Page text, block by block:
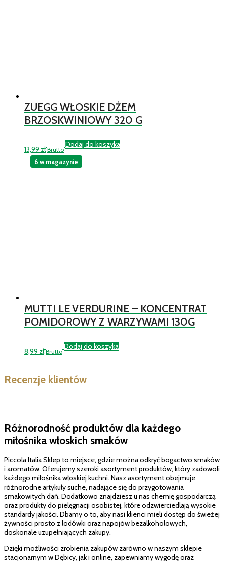
ZUEGG WŁOSKIE DŻEM
BRZOSKWINIOWY 320 G
13,99 zł Brutto
Dodaj do koszyka
MUTTI LE VERDURINE – KONCENTRAT
POMIDOROWY Z WARZYWAMI 130G
8,99 zł Brutto
Dodaj do koszyka
6 w magazynie
Recenzje klientów
Różnorodność produktów dla każdego
miłośnika włoskich smaków
Piccola Italia Sklep to miejsce, gdzie można odkryć bogactwo smaków
i aromatów. Oferujemy szeroki asortyment produktów, który zadowoli
każdego miłośnika włoskiej kuchni. Nasz asortyment obejmuje
różnorodne artykuły suche, nadające się do przygotowania
smakowitych dań. Dodatkowo znajdziesz u nas chemię gospodarczą
oraz produkty do pielęgnacji osobistej, które odzwierciedlają wysokie
standardy jakości. Dbamy o to, aby nasi klienci mieli dostęp do świeżej
żywności prosto z lodówki oraz napojów bezalkoholowych,
doskonale uzupełniających zakupy.
Dzięki możliwości zrobienia zakupów zarówno w naszym sklepie
stacjonarnym w Dębicy, jak i online, zapewniamy wygodę oraz